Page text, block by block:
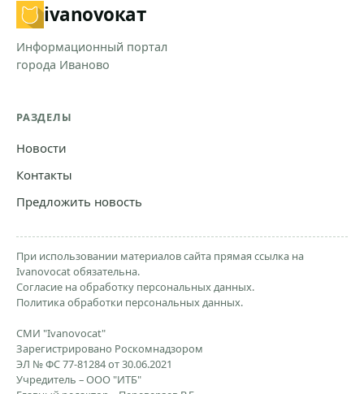
ivanovoкат
Информационный портал
города Иваново
РАЗДЕЛЫ
Новости
Контакты
Предложить новость
При использовании материалов сайта прямая ссылка на
Ivanovocat обязательна.
Согласие на обработку персональных данных.
Политика обработки персональных данных.
СМИ "Ivanovocat"
Зарегистрировано Роскомнадзором
ЭЛ № ФС 77-81284 от 30.06.2021
Учредитель – ООО "ИТБ"